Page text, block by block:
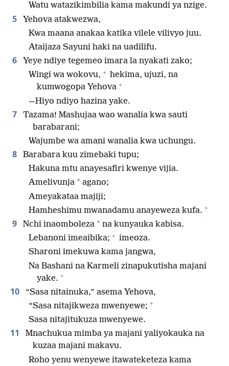
Watu watazikimbilia kama makundi ya nzige.
5
Yehova atakwezwa,
Kwa maana anakaa katika vilele vilivyo juu.
Ataijaza Sayuni haki na uadilifu.
6
Yeye ndiye tegemeo imara la nyakati zako;
Wingi wa wokovu, + hekima, ujuzi, na
kumwogopa Yehova +
—Hiyo ndiyo hazina yake.
7
Tazama! Mashujaa wao wanalia kwa sauti
barabarani;
Wajumbe wa amani wanalia kwa uchungu.
8
Barabara kuu zimebaki tupu;
Hakuna mtu anayesafiri kwenye vijia.
Amelivunja * agano;
Ameyakataa majiji;
Hamheshimu mwanadamu anayeweza kufa. +
9 Nchi inaomboleza * na kunyauka kabisa.
Lebanoni imeaibika; + imeoza.
Sharoni imekuwa kama jangwa,
Na Bashani na Karmeli zinapukutisha majani
yake. +
10
“Sasa nitainuka,” asema Yehova,
“Sasa nitajikweza mwenyewe; +
Sasa nitajitukuza mwenyewe.
11
Mnachukua mimba ya majani yaliyokauka na
kuzaa majani makavu.
Roho yenu wenyewe itawateketeza kama